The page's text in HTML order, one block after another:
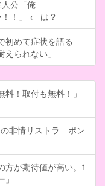
公「俺
！！」 ← は？
初めて症状を語る
えられない」
！取付も無料！」
の非情リストラ ポン
方が期待値が高い。1